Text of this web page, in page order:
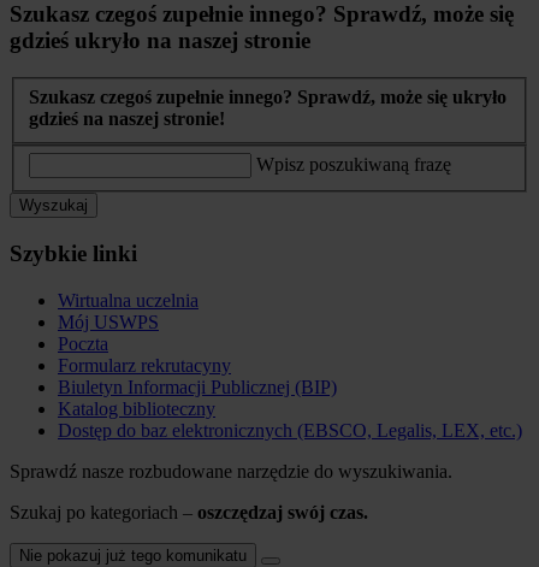
Szukasz czegoś zupełnie innego? Sprawdź, może się
gdzieś ukryło na naszej stronie
Szukasz czegoś zupełnie innego? Sprawdź, może się ukryło
gdzieś na naszej stronie!
Wpisz poszukiwaną frazę
Wyszukaj
Szybkie linki
Wirtualna uczelnia
Mój USWPS
Poczta
Formularz rekrutacyny
Biuletyn Informacji Publicznej (BIP)
Katalog biblioteczny
Dostęp do baz elektronicznych (EBSCO, Legalis, LEX, etc.)
Sprawdź nasze rozbudowane narzędzie do wyszukiwania.
Szukaj po kategoriach – oszczędzaj swój czas.
Nie pokazuj już tego komunikatu